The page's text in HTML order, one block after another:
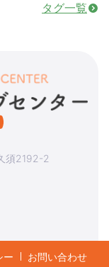
タグ一覧
須2192-2
ー お問い合わせ